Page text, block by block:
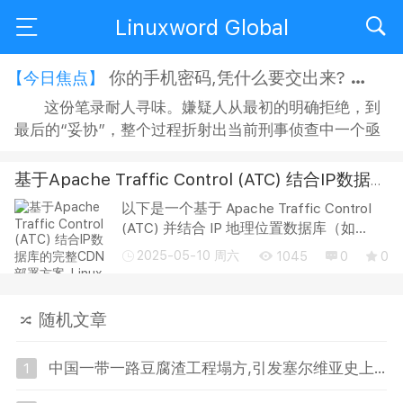
Linuxword Global
【今日焦点】 你的手机密码,凭什么要交出来?
这份笔录耐人寻味。嫌疑人从最初的明确拒绝，到
最后的“妥协”，整个过程折射出当前刑事侦查中一个亟
拒绝？拒绝之后，侦查人员又能采取何种方式“说服”？
在“思想教育”的名义下，嫌疑人的沉默权与隐私权究竟
获得了多大程度的保障？ 智能手机早已不是单纯的通讯
工具，它承...
基于Apache Traffic Control (ATC) 结合IP数据库的完整CDN部署方案
以下是一个基于 Apache Traffic Control
(ATC) 并结合 IP 地理位置数据库（如
MaxMind GeoIP2）的 完整 CDN 部署方
2025-05-10 周六 1045 0 0
随机文章
1 中国一带一路豆腐渣工程塌方,引发塞尔维亚史上最大规模反政府示威